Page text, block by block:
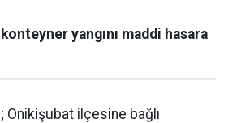
yangını maddi hasara
Onikişubat ilçesine bağlı